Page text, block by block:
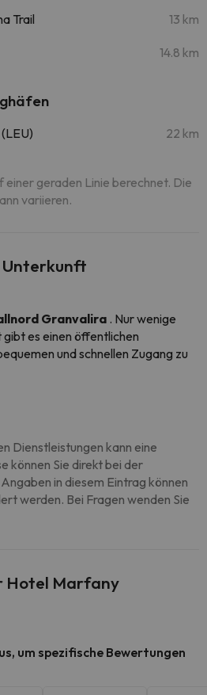
Trail 13 km
14.8 km
22 km
einer geraden Linie berechnet. Die
variieren.
Granvalira . Nur wenige
es einen öffentlichen
und schnellen Zugang zu
Dienstleistungen kann eine
können Sie direkt bei der
in diesem Eintrag können
werden. Bei Fragen wenden Sie
Hotel Marfany
um spezifische Bewertungen